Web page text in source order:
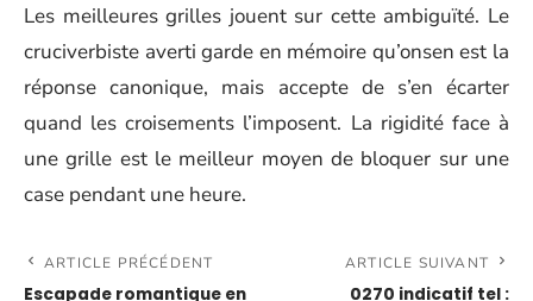
Les meilleures grilles jouent sur cette ambiguïté. Le
cruciverbiste averti garde en mémoire qu’onsen est la
réponse canonique, mais accepte de s’en écarter
quand les croisements l’imposent. La rigidité face à
une grille est le meilleur moyen de bloquer sur une
case pendant une heure.
ARTICLE PRÉCÉDENT
Escapade romantique en
ARTICLE SUIVANT
0270 indicatif tel :